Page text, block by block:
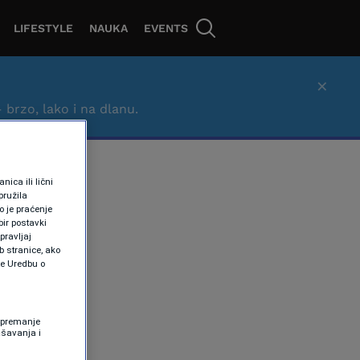
LIFESTYLE NAUKA EVENTS
brzo, lako i na dlanu.
×
ili lični
je praćenje
postavki
stranice, ako
Uredbu o
i